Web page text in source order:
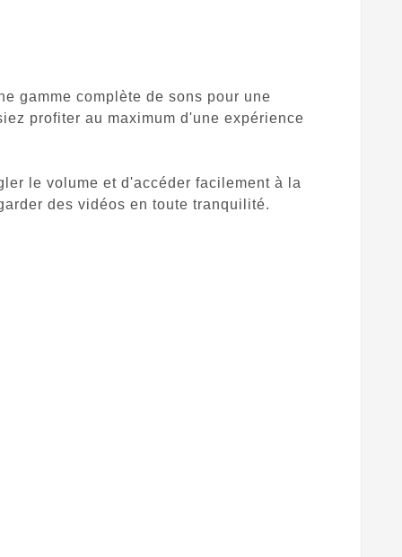
gamme complète de sons pour une
profiter au maximum d'une expérience
le volume et d'accéder facilement à la
des vidéos en toute tranquilité.